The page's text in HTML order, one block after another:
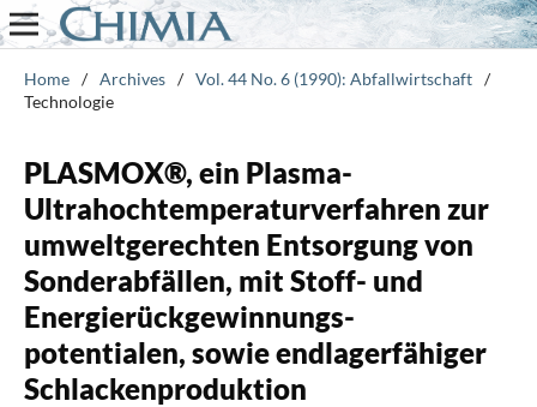
Home / Archives / Vol. 44 No. 6 (1990): Abfallwirtschaft /
Technologie
PLASMOX®, ein Plasma-
Ultrahochtemperaturverfahren zur
umweltgerechten Entsorgung von
Sonderabfällen, mit Stoff- und
Energierückgewinnungs-
potentialen, sowie endlagerfähiger
Schlackenproduktion